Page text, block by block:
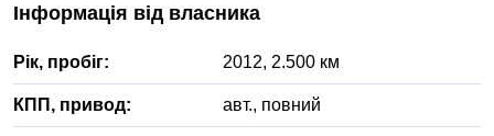
Інформація від власника
Рік, пробіг: 2012, 2.500 км
КПП, привод: авт., повний